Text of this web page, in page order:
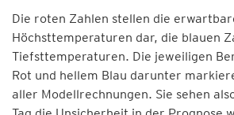
Die roten Zahlen stellen die
Höchsttemperaturen dar, die blauen
Tiefsttemperaturen. Die jeweiligen
Rot und hellem Blau darunter
aller Modellrechnungen. Sie sehen